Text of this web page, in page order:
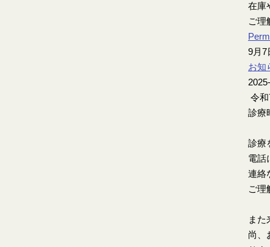
在庫
ご理
9月
お知
令
診療
診療
電話
連絡
ご理
また
尚、